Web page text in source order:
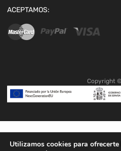
ACEPTAMOS:
Copyright
Utilizamos cookies para